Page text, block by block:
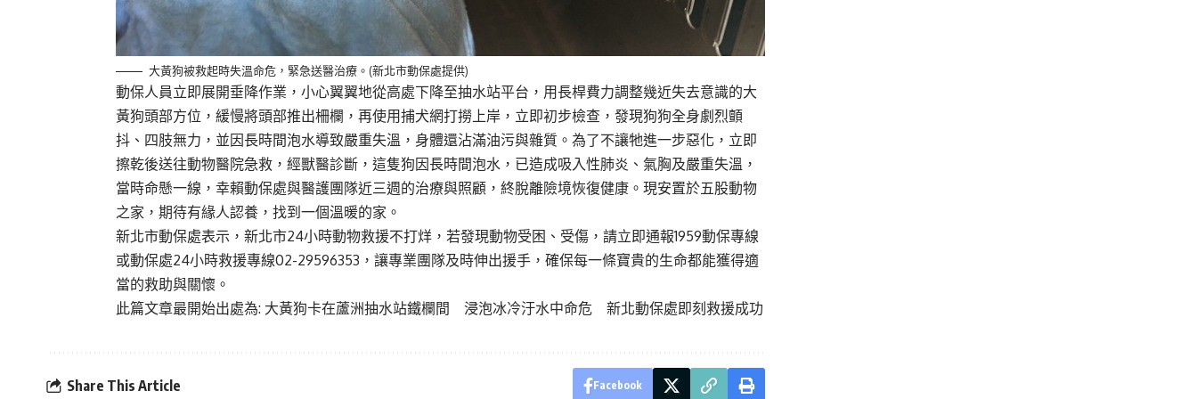
大黃狗被救起時失溫命危，緊急送醫治療。(新北市動保處提供)
動保人員立即展開垂降作業，小心翼翼地從高處下降至抽水站平台，用長桿費力調整幾近失去意識的大
黃狗頭部方位，緩慢將頭部推出柵欄，再使用捕犬網打撈上岸，立即初步檢查，發現狗狗全身劇烈顫
抖、四肢無力，並因長時間泡水導致嚴重失溫，身體還沾滿油污與雜質。為了不讓牠進一步惡化，立即
擦乾後送往動物醫院急救，經獸醫診斷，這隻狗因長時間泡水，已造成吸入性肺炎、氣胸及嚴重失溫，
當時命懸一線，幸賴動保處與醫護團隊近三週的治療與照顧，終脫離險境恢復健康。現安置於五股動物
之家，期待有緣人認養，找到一個溫暖的家。
新北市動保處表示，新北市24小時動物救援不打烊，若發現動物受困、受傷，請立即通報1959動保專線
或動保處24小時救援專線02-29596353，讓專業團隊及時伸出援手，確保每一條寶貴的生命都能獲得適
當的救助與關懷。
此篇文章最開始出處為: 大黃狗卡在蘆洲抽水站鐵欄間 浸泡冰冷汙水中命危 新北動保處即刻救援成功
Share This Article Facebook